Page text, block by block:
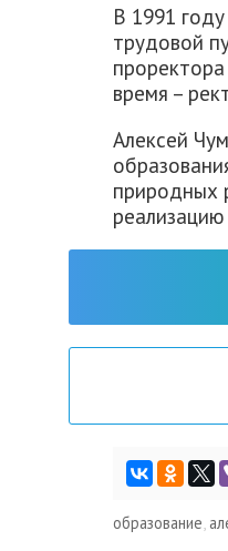
В 1991
трудовой
время –
Алексей
природных
образование,